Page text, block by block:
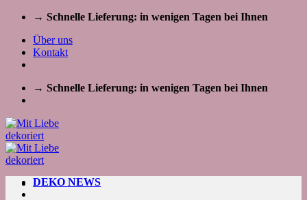
Zum
springen
→ Schnelle Lieferung: in wenigen Tagen bei Ihnen
Über uns
Kontakt
→ Schnelle Lieferung: in wenigen Tagen bei Ihnen
DEKO NEWS